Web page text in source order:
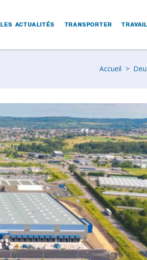
LES ACTUALITÉS TRANSPORTER
Accueil >